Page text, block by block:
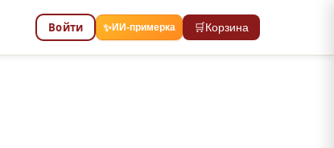
Войти ✨ИИ-примерка 🛒Корзина